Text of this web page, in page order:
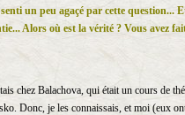
un peu agaçé par cette question...
Alors où est la vérité ? Vous avez
chez Balachova, qui était un cours de
Donc, je les connaissais, et moi (eux